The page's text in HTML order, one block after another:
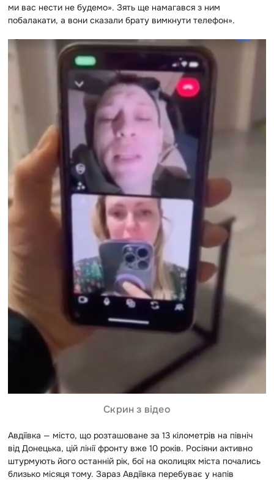
ми вас нести не будемо». Зять ще намагався з ним
побалакати, а вони сказали брату вимкнути телефон».
Скрин з відео
Авдіївка — місто, що розташоване за 13 кілометрів на північ
від Донецька, цій лінії фронту вже 10 років. Росіяни активно
штурмують його останній рік, бої на околицях міста почались
близько місяця тому. Зараз Авдіївка перебуває у напів